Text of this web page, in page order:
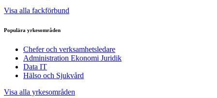
Visa alla fackförbund
Populära yrkesområden
Chefer och verksamhetsledare
Administration Ekonomi Juridik
Data IT
Hälso och Sjukvård
Visa alla yrkesområden